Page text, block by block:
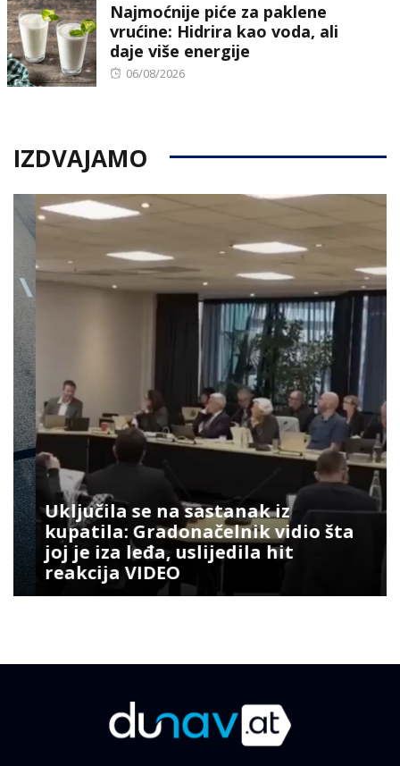
Najmoćnije piće za paklene
vrućine: Hidrira kao voda, ali
daje više energije
Posted
06/08/2026
IZDVAJAMO
Uključila se na sastanak iz
kupatila: Gradonačelnik vidio šta
joj je iza leđa, uslijedila hit
reakcija VIDEO